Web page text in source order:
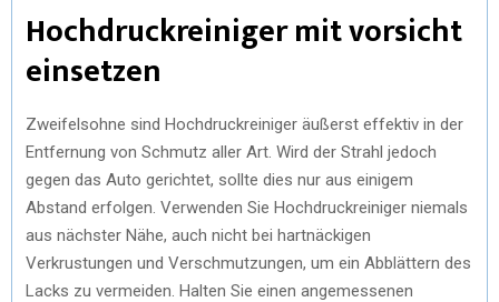
Hochdruckreiniger mit vorsicht
einsetzen
Zweifelsohne sind Hochdruckreiniger äußerst effektiv in der
Entfernung von Schmutz aller Art. Wird der Strahl jedoch
gegen das Auto gerichtet, sollte dies nur aus einigem
Abstand erfolgen. Verwenden Sie Hochdruckreiniger niemals
aus nächster Nähe, auch nicht bei hartnäckigen
Verkrustungen und Verschmutzungen, um ein Abblättern des
Lacks zu vermeiden. Halten Sie einen angemessenen